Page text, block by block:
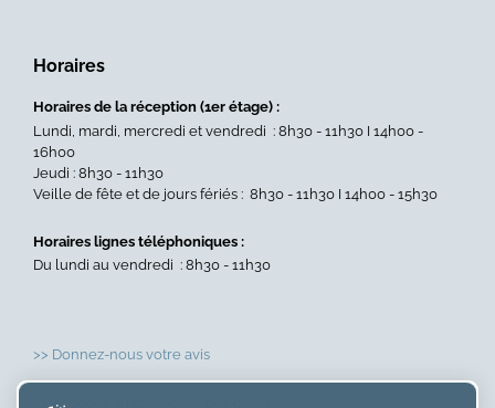
Horaires
Horaires de la réception (1er étage) :
Lundi, mardi, mercredi et vendredi : 8h30 - 11h30 I 14h00 -
16h00
Jeudi : 8h30 - 11h30
Veille de fête et de jours fériés : 8h30 - 11h30 I 14h00 - 15h30
Horaires lignes téléphoniques :
Du lundi au vendredi : 8h30 - 11h30
>> Donnez-nous votre avis
>> Accéder au calendrier des paiements